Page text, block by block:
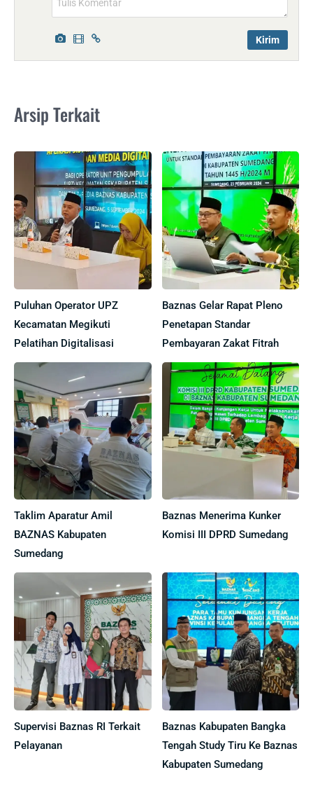
Arsip Terkait
Puluhan Operator UPZ
Kecamatan Megikuti
Pelatihan Digitalisasi
Baznas Gelar Rapat Pleno
Penetapan Standar
Pembayaran Zakat Fitrah
Taklim Aparatur Amil
BAZNAS Kabupaten
Sumedang
Baznas Menerima Kunker
Komisi III DPRD Sumedang
Supervisi Baznas RI Terkait
Pelayanan
Baznas Kabupaten Bangka
Tengah Study Tiru Ke Baznas
Kabupaten Sumedang